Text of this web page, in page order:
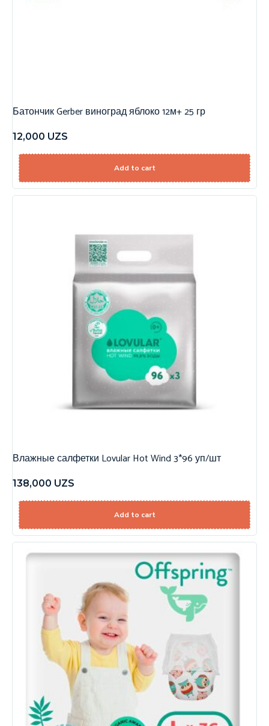
Батончик Gerber виноград яблоко 12м+ 25 гр
12,000 UZS
Add to cart
Влажные салфетки Lovular Hot Wind 3*96 уп/шт
138,000 UZS
Add to cart